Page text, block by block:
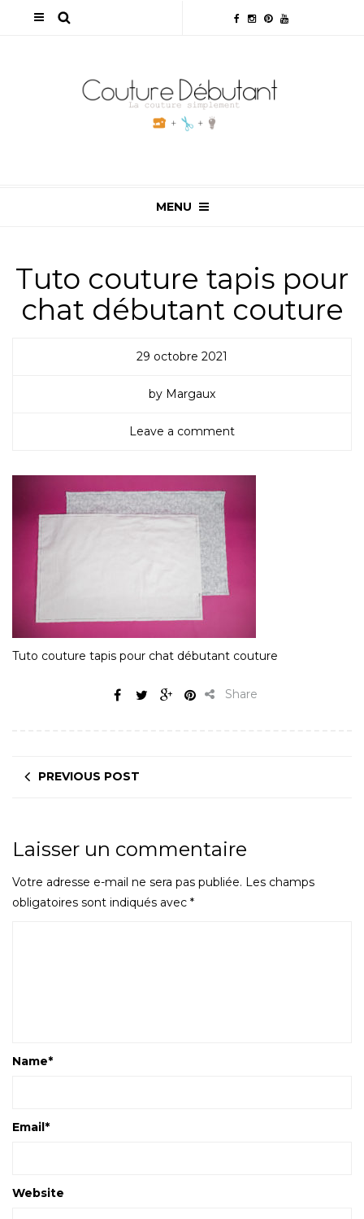
MENU
Tuto couture tapis pour
chat débutant couture
29 octobre 2021
by Margaux
Leave a comment
Tuto couture tapis pour chat débutant couture
Share
PREVIOUS POST
Laisser un commentaire
Votre adresse e-mail ne sera pas publiée. Les champs
obligatoires sont indiqués avec *
Name*
Email*
Website